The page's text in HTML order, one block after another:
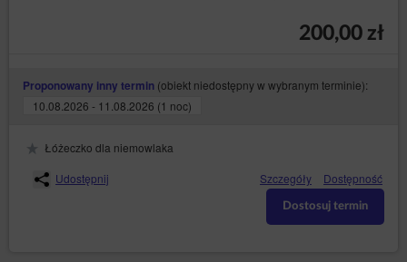
ciasteczka
poprzez gromadzenie logów serwera www przez
operatora hostingowego Sklepu internetowego
Pliki cookies stanowią dane informatyczne, w
szczególności pliki tekstowe, które są przechowywane
w urządzeniu końcowym Gościa/Użytkownika Serwisu
Cookies zazwyczaj zawierają nazwę strony
ich na urządzeniu końcowym oraz unikalny numer.
Serwis korzysta z plików cookies wyłącznie po
wyrażeniu przez Gościa/Użytkownika Serwisu
200,00 zł
Proponowany inny termin (obiekt niedostępny w wybranym terminie):
10.08.2026 - 11.08.2026 (1 noc)
Łóżeczko dla niemowlaka
Udostępnij
Szczegóły Dostępność
Dostosuj termin